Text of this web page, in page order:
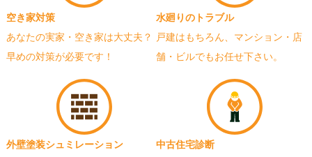
空き家対策
あなたの実家・空き家は大丈夫？
早めの対策が必要です！
水廻りのトラブル
戸建はもちろん、マンション・店
舗・ビルでもお任せ下さい。
外壁塗装シュミレーション
中古住宅診断